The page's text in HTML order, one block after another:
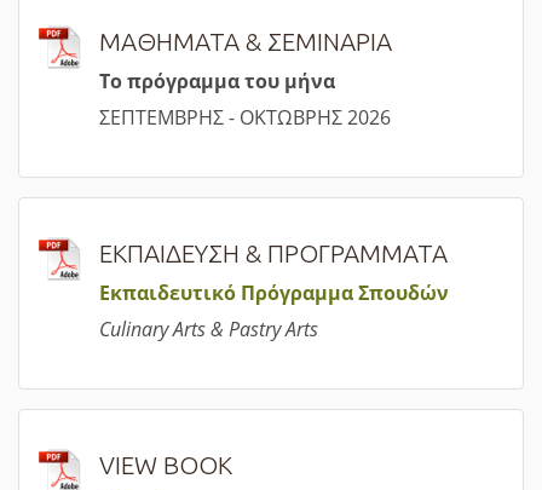
ΜΑΘΗΜΑΤΑ & ΣΕΜΙΝΑΡΙΑ
Το πρόγραμμα του μήνα
ΣΕΠΤΕΜΒΡΗΣ - ΟΚΤΩΒΡΗΣ 2026
ΕΚΠΑΙΔΕΥΣΗ & ΠΡΟΓΡΑΜΜΑΤΑ
Εκπαιδευτικό Πρόγραμμα Σπουδών
Culinary Arts & Pastry Arts
VIEW BOOK